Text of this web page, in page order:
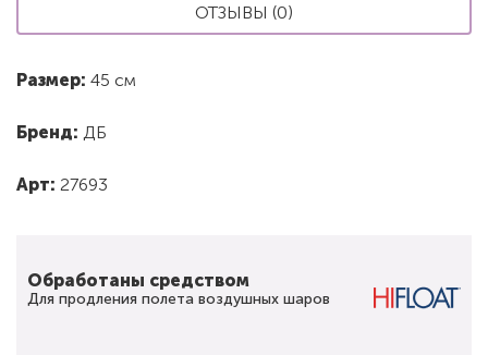
ОТЗЫВЫ (0)
Размер: 45 см
Бренд: ДБ
Арт: 27693
Обработаны средством
Для продления полета воздушных шаров